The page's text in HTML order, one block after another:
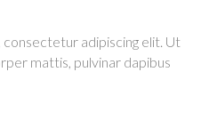
adipiscing elit. Ut
mattis, pulvinar dapibus